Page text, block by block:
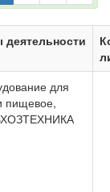
для
пищевое,